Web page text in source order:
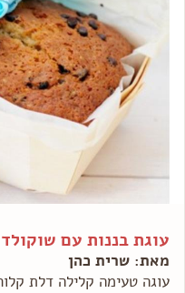
עוגת בננות עם
מאת: שרית כהן
עוגה טעימה קלילה דלת